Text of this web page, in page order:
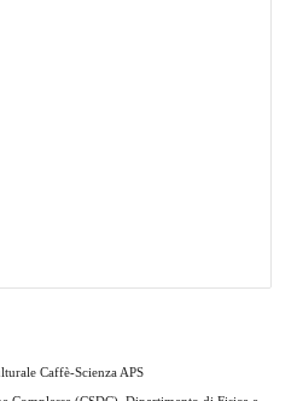
Caffè-Scienza APS